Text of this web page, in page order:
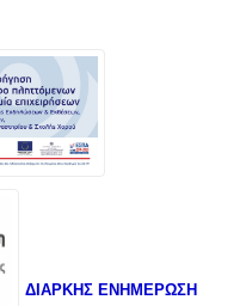
ΔΙΑΡΚΗΣ ΕΝΗΜΕΡΩΣΗ